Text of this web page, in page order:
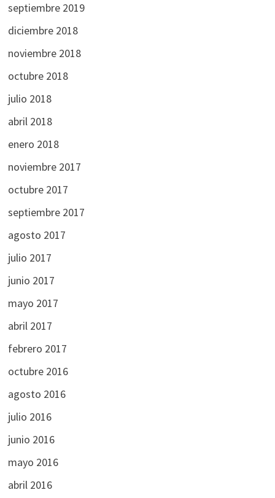
septiembre 2019
diciembre 2018
noviembre 2018
octubre 2018
julio 2018
abril 2018
enero 2018
noviembre 2017
octubre 2017
septiembre 2017
agosto 2017
julio 2017
junio 2017
mayo 2017
abril 2017
febrero 2017
octubre 2016
agosto 2016
julio 2016
junio 2016
mayo 2016
abril 2016